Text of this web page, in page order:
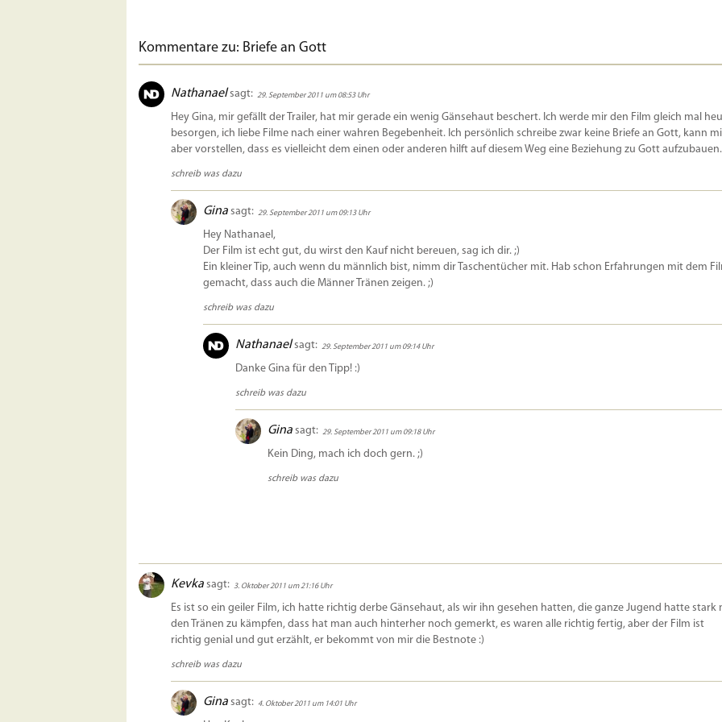
Kommentare zu: Briefe an Gott
Nathanael sagt: 29. September 2011 um 08:53 Uhr
Hey Gina, mir gefällt der Trailer, hat mir gerade ein wenig Gänsehaut beschert. Ich werde mir den Film gleich mal
besorgen, ich liebe Filme nach einer wahren Begebenheit. Ich persönlich schreibe zwar keine Briefe an Gott, kann
aber vorstellen, dass es vielleicht dem einen oder anderen hilft auf diesem Weg eine Beziehung zu Gott aufzubauen.
schreib was dazu
Gina sagt: 29. September 2011 um 09:13 Uhr
Hey Nathanael,
Der Film ist echt gut, du wirst den Kauf nicht bereuen, sag ich dir. ;)
Ein kleiner Tip, auch wenn du männlich bist, nimm dir Taschentücher mit. Hab schon Erfahrungen mit dem
gemacht, dass auch die Männer Tränen zeigen. ;)
schreib was dazu
Nathanael sagt: 29. September 2011 um 09:14 Uhr
Danke Gina für den Tipp! :)
schreib was dazu
Gina sagt: 29. September 2011 um 09:18 Uhr
Kein Ding, mach ich doch gern. ;)
schreib was dazu
Kevka sagt: 3. Oktober 2011 um 21:16 Uhr
Es ist so ein geiler Film, ich hatte richtig derbe Gänsehaut, als wir ihn gesehen hatten, die ganze Jugend hatte stark
den Tränen zu kämpfen, dass hat man auch hinterher noch gemerkt, es waren alle richtig fertig, aber der Film ist
richtig genial und gut erzählt, er bekommt von mir die Bestnote :)
schreib was dazu
Gina sagt: 4. Oktober 2011 um 14:01 Uhr